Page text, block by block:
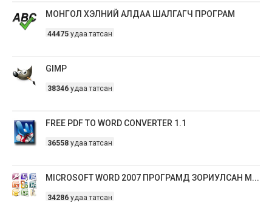
МОНГОЛ ХЭЛНИЙ АЛДАА ШАЛГАГЧ ПРОГРАМ
44475 удаа татсан
GIMP
38346 удаа татсан
FREE PDF TO WORD CONVERTER 1.1
36558 удаа татсан
MICROSOFT WORD 2007 ПРОГРАМД ЗОРИУЛСАН М...
34286 удаа татсан